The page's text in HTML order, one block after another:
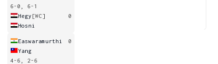
6-0, 6-1
Hegy [WC]
0
Hosni
Easwaramurthi
0
Yang
4-6, 2-6